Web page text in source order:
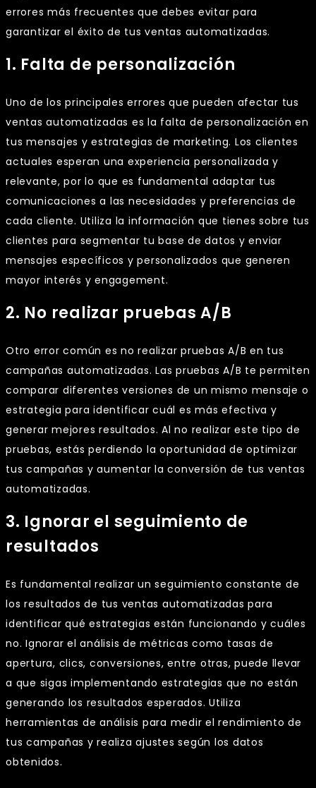
errores más frecuentes que debes evitar para
garantizar el éxito de tus ventas automatizadas.
1. Falta de personalización
Uno de los principales errores que pueden afectar tus
ventas automatizadas es la falta de personalización en
tus mensajes y estrategias de marketing. Los clientes
actuales esperan una experiencia personalizada y
relevante, por lo que es fundamental adaptar tus
comunicaciones a las necesidades y preferencias de
cada cliente. Utiliza la información que tienes sobre tus
clientes para segmentar tu base de datos y enviar
mensajes específicos y personalizados que generen
mayor interés y engagement.
2. No realizar pruebas A/B
Otro error común es no realizar pruebas A/B en tus
campañas automatizadas. Las pruebas A/B te permiten
comparar diferentes versiones de un mismo mensaje o
estrategia para identificar cuál es más efectiva y
generar mejores resultados. Al no realizar este tipo de
pruebas, estás perdiendo la oportunidad de optimizar
tus campañas y aumentar la conversión de tus ventas
automatizadas.
3. Ignorar el seguimiento de
resultados
Es fundamental realizar un seguimiento constante de
los resultados de tus ventas automatizadas para
identificar qué estrategias están funcionando y cuáles
no. Ignorar el análisis de métricas como tasas de
apertura, clics, conversiones, entre otras, puede llevar
a que sigas implementando estrategias que no están
generando los resultados esperados. Utiliza
herramientas de análisis para medir el rendimiento de
tus campañas y realiza ajustes según los datos
obtenidos.